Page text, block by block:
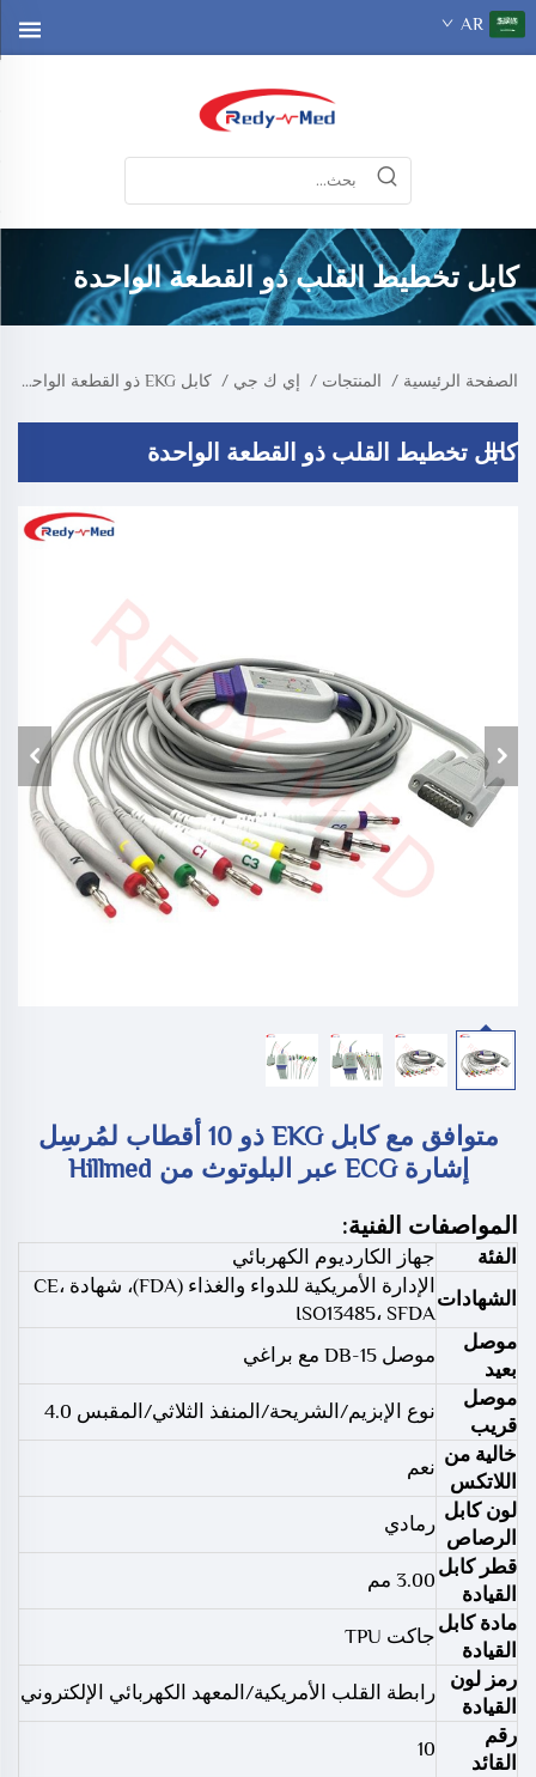
AR
كابل تخطيط القلب ذو القطعة الواحدة
الصفحة الرئيسية / المنتجات / إي ك جي / كابل EKG ذو القطعة الواحدة
كابل تخطيط القلب ذو القطعة الواحدة
متوافق مع كابل EKG ذو 10 أقطاب لمُرسِل
إشارة ECG عبر البلوتوث من Hillmed
المواصفات الفنية:
الفئة
جهاز الكارديوم الكهربائي
الشهادات
الإدارة الأمريكية للدواء والغذاء (FDA)، شهادة CE،
ISO13485، SFDA
موصل
بعيد
موصل DB-15 مع براغي
موصل
قريب
نوع الإبزيم/الشريحة/المنفذ الثلاثي/المقبس 4.0
خالية من
اللاتكس
نعم
لون كابل
الرصاص
رمادي
قطر كابل
القيادة
3.00 مم
مادة كابل
القيادة
جاكت TPU
رمز لون
القيادة
رابطة القلب الأمريكية/المعهد الكهربائي الإلكتروني
رقم
القائد
10